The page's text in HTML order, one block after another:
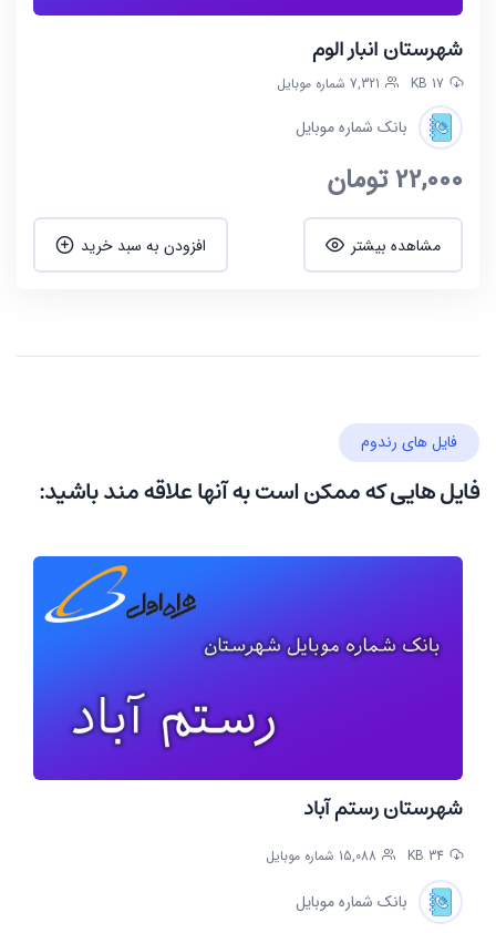
شهرستان انبار الوم
17 KB 7,321 شماره موبایل
بانک شماره موبایل
22,000تومان
مشاهده بیشتر افزودن به سبد خرید
فایل های رندوم
فایل هایی که ممکن است به آنها علاقه مند باشید:
شهرستان رستم آباد
34 KB 15,088 شماره موبایل
بانک شماره موبایل